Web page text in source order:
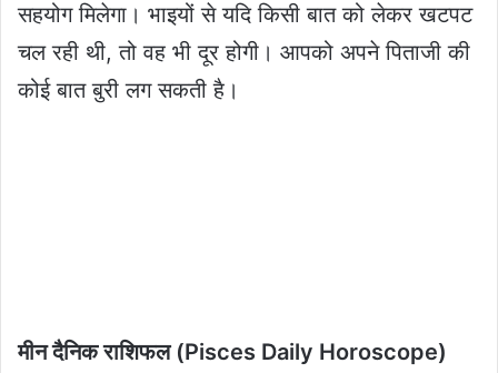
सहयोग मिलेगा। भाइयों से यदि किसी बात को लेकर खटपट
चल रही थी, तो वह भी दूर होगी। आपको अपने पिताजी की
कोई बात बुरी लग सकती है।
मीन दैनिक राशिफल (Pisces Daily Horoscope)